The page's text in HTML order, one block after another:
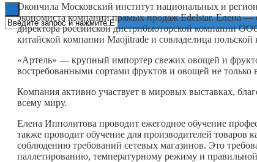
Окончила Московский институт национальных и
экономиста компании прямых продаж Еdelstar. Елена —
директора российской дистрибьюторской компании
китайской компании Maojitrade и совладелица
«Артель» — крупный импортер свежих овощей и
востребованными сортами фруктов и овощей не
Компания активно участвует в мировых выставках,
всему миру.
Елена Ипполитова проводит ежегодное обучение
также проводит обучение для производителей товаров
соблюдению требований сетевых магазинов. Это
паллетированию, температурному режиму и